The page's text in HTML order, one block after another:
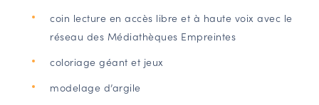
coin lecture en accès libre et à haute voix avec le
réseau des Médiathèques Empreintes
coloriage géant et jeux
modelage d’argile